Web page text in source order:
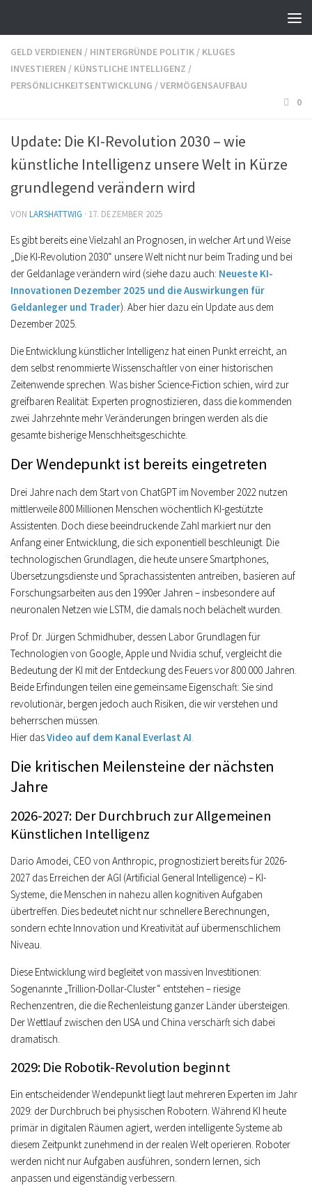
GELD VERDIENEN / HINTERGRÜNDE POLITIK / KLUGES
INVESTIEREN / KÜNSTLICHE INTELLIGENZ /
PERSÖNLICHKEITSENTWICKLUNG /VERMÖGENSAUFBAU
0
Update: Die KI-Revolution 2030 – wie
künstliche Intelligenz unsere Welt in Kürze
grundlegend verändern wird
VON LARSHATTWIG · 17. DEZEMBER 2025
Es gibt bereits eine Vielzahl an Prognosen, in welcher Art und Weise
„Die KI-Revolution 2030“ unsere Welt nicht nur beim Trading und bei
der Geldanlage verändern wird (siehe dazu auch: Neueste KI-
Innovationen Dezember 2025 und die Auswirkungen für
Geldanleger und Trader). Aber hier dazu ein Update aus dem
Dezember 2025.
Die Entwicklung künstlicher Intelligenz hat einen Punkt erreicht, an
dem selbst renommierte Wissenschaftler von einer historischen
Zeitenwende sprechen. Was bisher Science-Fiction schien, wird zur
greifbaren Realität: Experten prognostizieren, dass die kommenden
zwei Jahrzehnte mehr Veränderungen bringen werden als die
gesamte bisherige Menschheitsgeschichte.
Der Wendepunkt ist bereits eingetreten
Drei Jahre nach dem Start von ChatGPT im November 2022 nutzen
mittlerweile 800 Millionen Menschen wöchentlich KI-gestützte
Assistenten. Doch diese beeindruckende Zahl markiert nur den
Anfang einer Entwicklung, die sich exponentiell beschleunigt. Die
technologischen Grundlagen, die heute unsere Smartphones,
Übersetzungsdienste und Sprachassistenten antreiben, basieren auf
Forschungsarbeiten aus den 1990er Jahren – insbesondere auf
neuronalen Netzen wie LSTM, die damals noch belächelt wurden.
Prof. Dr. Jürgen Schmidhuber, dessen Labor Grundlagen für
Technologien von Google, Apple und Nvidia schuf, vergleicht die
Bedeutung der KI mit der Entdeckung des Feuers vor 800.000 Jahren.
Beide Erfindungen teilen eine gemeinsame Eigenschaft: Sie sind
revolutionär, bergen jedoch auch Risiken, die wir verstehen und
beherrschen müssen.
Hier dasVideo auf dem Kanal Everlast AI.
Die kritischen Meilensteine der nächsten
Jahre
2026-2027: Der Durchbruch zur Allgemeinen
Künstlichen Intelligenz
Dario Amodei, CEO von Anthropic, prognostiziert bereits für 2026-
2027 das Erreichen der AGI (Artificial General Intelligence) – KI-
Systeme, die Menschen in nahezu allen kognitiven Aufgaben
übertreffen. Dies bedeutet nicht nur schnellere Berechnungen,
sondern echte Innovation und Kreativität auf übermenschlichem
Niveau.
Diese Entwicklung wird begleitet von massiven Investitionen:
Sogenannte „Trillion-Dollar-Cluster“ entstehen – riesige
Rechenzentren, die die Rechenleistung ganzer Länder übersteigen.
Der Wettlauf zwischen den USA und China verschärft sich dabei
dramatisch.
2029: Die Robotik-Revolution beginnt
Ein entscheidender Wendepunkt liegt laut mehreren Experten im Jahr
2029: der Durchbruch bei physischen Robotern. Während KI heute
primär in digitalen Räumen agiert, werden intelligente Systeme ab
diesem Zeitpunkt zunehmend in der realen Welt operieren. Roboter
werden nicht nur Aufgaben ausführen, sondern lernen, sich
anpassen und eigenständig verbessern.